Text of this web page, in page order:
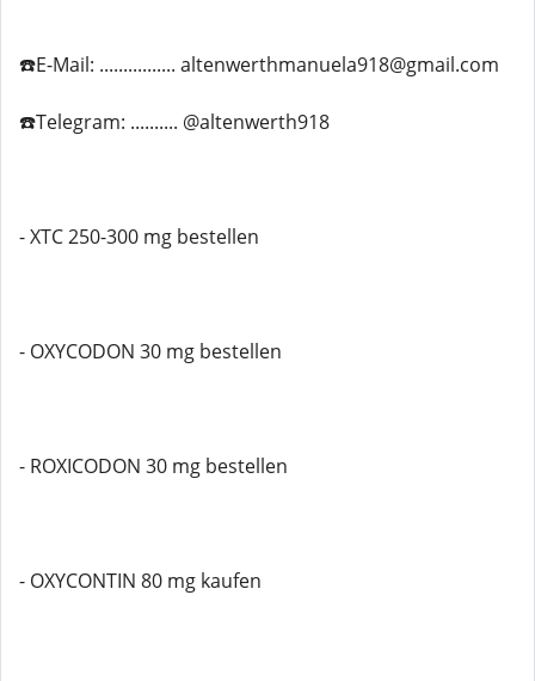
☎️E-Mail: ................ altenwerthmanuela918@gmail.com
☎️Telegram: .......... @altenwerth918
- XTC 250-300 mg bestellen
- OXYCODON 30 mg bestellen
- ROXICODON 30 mg bestellen
- OXYCONTIN 80 mg kaufen